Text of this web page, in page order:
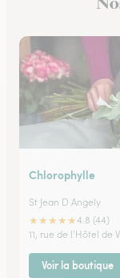
Fleuristes à
Chlorophylle
St Jean D Angely
★★★★★4.8 (44)
11, rue de l'Hôtel de
Voir la boutique